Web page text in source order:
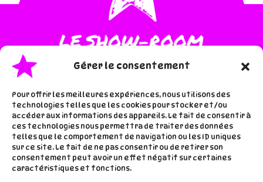
Gérer le consentement
Pour offrir les meilleures expériences, nous utilisons des
technologies telles que les cookies pour stocker et/ou
accéder aux informations des appareils. Le fait de consentir à
ces technologies nous permettra de traiter des données
telles que le comportement de navigation ou les ID uniques
sur ce site. Le fait de ne pas consentir ou de retirer son
consentement peut avoir un effet négatif sur certaines
caractéristiques et fonctions.
Accueil · Les inspis de lala ·
À proros de lala